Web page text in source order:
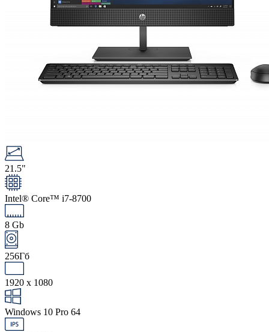
21.5"
Intel® Core™ i7-8700
8 Gb
256Гб
1920 x 1080
Windows 10 Pro 64